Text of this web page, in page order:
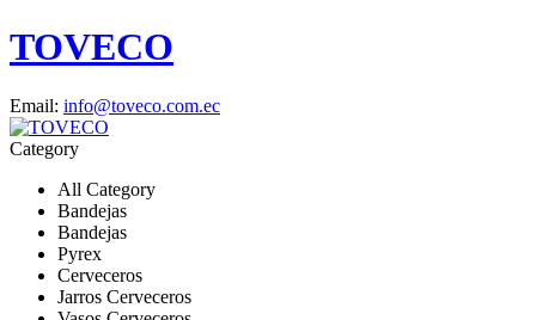
TOVECO
Email: info@toveco.com.ec
Category
All Category
Bandejas
Bandejas
Pyrex
Cerveceros
Jarros Cerveceros